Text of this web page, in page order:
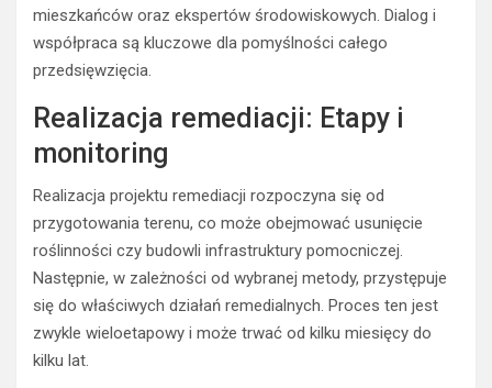
mieszkańców oraz ekspertów środowiskowych. Dialog i
współpraca są kluczowe dla pomyślności całego
przedsięwzięcia.
Realizacja remediacji: Etapy i
monitoring
Realizacja projektu remediacji rozpoczyna się od
przygotowania terenu, co może obejmować usunięcie
roślinności czy budowli infrastruktury pomocniczej.
Następnie, w zależności od wybranej metody, przystępuje
się do właściwych działań remedialnych. Proces ten jest
zwykle wieloetapowy i może trwać od kilku miesięcy do
kilku lat.